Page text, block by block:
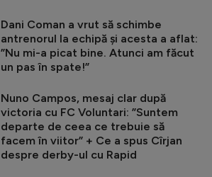
Dani Coman a vrut să schimbe
antrenorul la echipă și acesta a aflat:
”Nu mi-a picat bine. Atunci am făcut
un pas în spate!”
Nuno Campos, mesaj clar după
victoria cu FC Voluntari: ”Suntem
departe de ceea ce trebuie să
facem în viitor” + Ce a spus Cîrjan
despre derby-ul cu Rapid